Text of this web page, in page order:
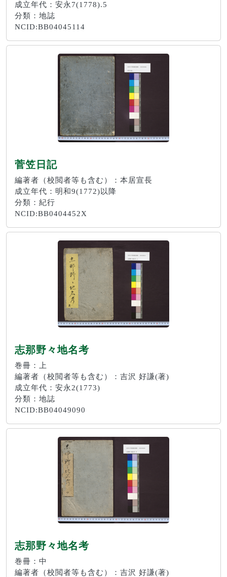
成立年代：安永7(1778).5
分類：地誌
NCID:BB04045114
菅笠日記
編著者（校閲者等も含む）：本居宣長
成立年代：明和9(1772)以降
分類：紀行
NCID:BB0404452X
志那野々地名考
巻冊：上
編著者（校閲者等も含む）：吉沢 好謙(著)
成立年代：安永2(1773)
分類：地誌
NCID:BB04049090
志那野々地名考
巻冊：中
編著者（校閲者等も含む）：吉沢 好謙(著)